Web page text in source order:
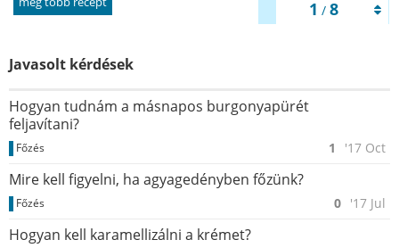
1 / 8
Javasolt kérdések
Hogyan tudnám a másnapos burgonyapürét
feljavítani?
1 '17 Oct
Főzés
Mire kell figyelni, ha agyagedényben főzünk?
0 '17 Jul
Főzés
Hogyan kell karamellizálni a krémet?